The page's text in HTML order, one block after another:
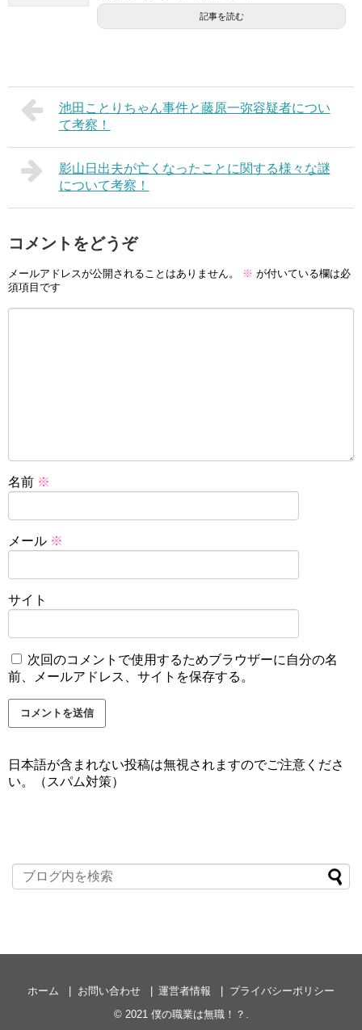
記事を読む
池田ことりちゃん事件と藤原一弥容疑者につい
て考察！
影山日出夫が亡くなったことに関する様々な謎
について考察！
コメントをどうぞ
メールアドレスが公開されることはありません。 ※ が付いている欄は必
須項目です
名前 ※
メール ※
サイト
次回のコメントで使用するためブラウザーに自分の名
前、メールアドレス、サイトを保存する。
日本語が含まれない投稿は無視されますのでご注意くださ
い。（スパム対策）
ホーム お問い合わせ 運営者情報
プライバシーポリシー
© 2021 僕の職業は無職！？ .